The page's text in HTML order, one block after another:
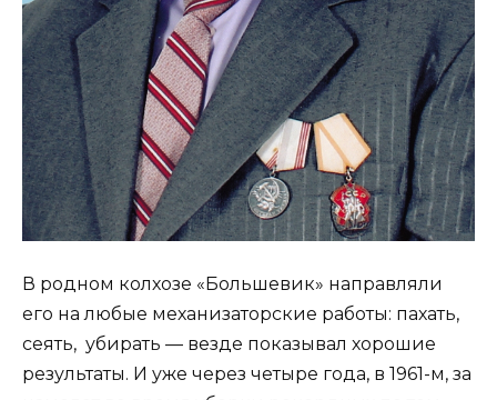
В родном колхозе «Большевик» направляли
его на любые механизаторские работы: пахать,
сеять, убирать — везде показывал хорошие
результаты. И уже через четыре года, в 1961-м, за